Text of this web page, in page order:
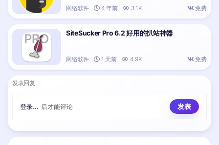
网络软件 4 年前 3.1K 免费
SiteSucker Pro 6.2 好用的扒站神器
网络软件 1 天前 4.9K 免费
发表回复
登录... 后才能评论